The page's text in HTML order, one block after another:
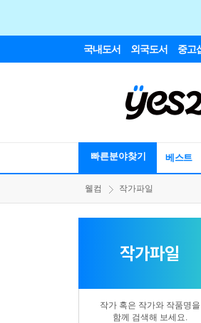
국내도서 외국도서 중고
빠른분야찾기 베스트
웰컴 작가파일
작가파일
작가 혹은 작가와 작품명을
함께 검색해 보세요.